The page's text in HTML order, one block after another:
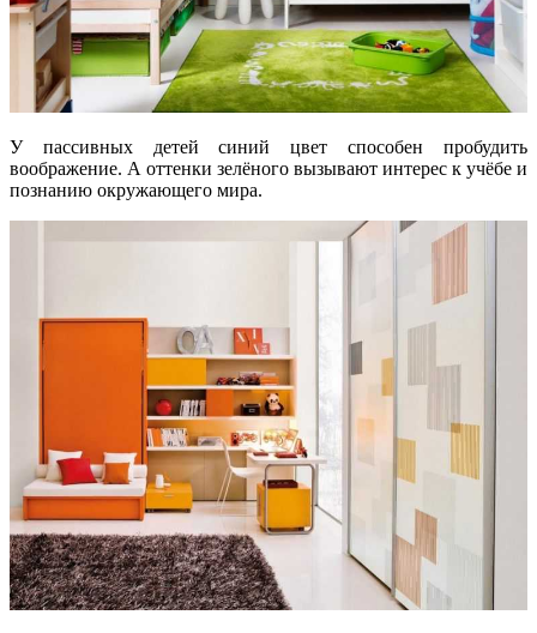
У пассивных детей синий цвет способен пробудить
воображение. А оттенки зелёного вызывают интерес к учёбе и
познанию окружающего мира.